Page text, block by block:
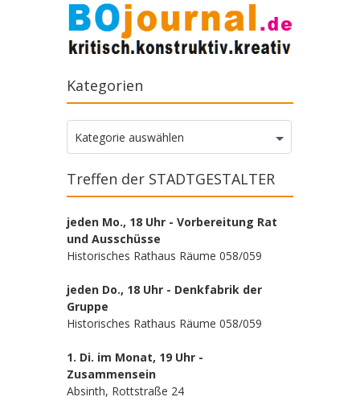
Kategorien
Kategorien
Kategorie auswählen
Treffen der STADTGESTALTER
jeden Mo., 18 Uhr - Vorbereitung Rat
und Ausschüsse
Historisches Rathaus Räume 058/059
jeden Do., 18 Uhr - Denkfabrik der
Gruppe
Historisches Rathaus Räume 058/059
1. Di. im Monat, 19 Uhr -
Zusammensein
Absinth, Rottstraße 24